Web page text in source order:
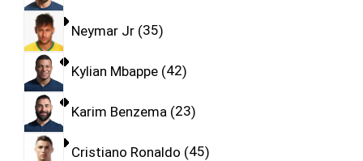
Neymar Jr 35
Kylian Mbappe 42
Karim Benzema 23
Cristiano Ronaldo 45